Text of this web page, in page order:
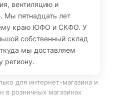
вентиляцию и
Мы пятнадцать лет
краю ЮФО и СКФО. У
собственный склад
мы доставляем
региону.
для интернет-магазина и
в розничных магазинах